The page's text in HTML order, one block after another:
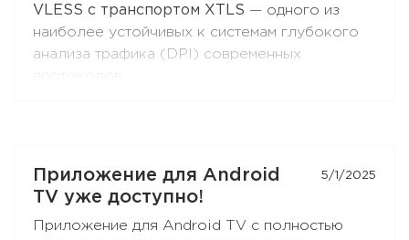
последней версии, если не видите эту
VLESS с транспортом XTLS — одного из
наиболее устойчивых к системам глубокого
анализа трафика (DPI) современных
v2rayNG, v2rayN, Hiddifyи других.
Приложение для Android
TV уже доступно!
5/1/2025
Приложение для Android TV с полностью